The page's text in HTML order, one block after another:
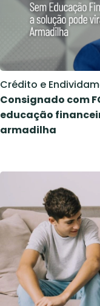
Crédito e
Consignado com
educação
armadilha